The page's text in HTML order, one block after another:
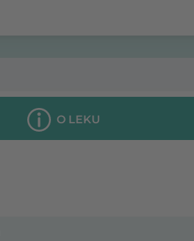
O LEKU